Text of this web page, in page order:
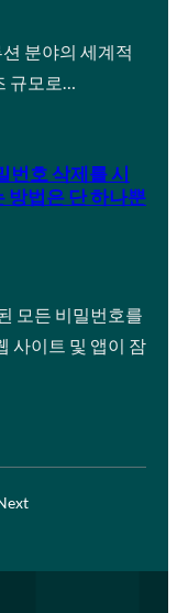
분야의 세계적
규모로…
번호 삭제를 시
방법은 단 하나뿐
모든 비밀번호를
사이트 및 앱이 잠